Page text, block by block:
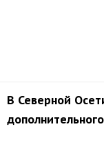
В Северной